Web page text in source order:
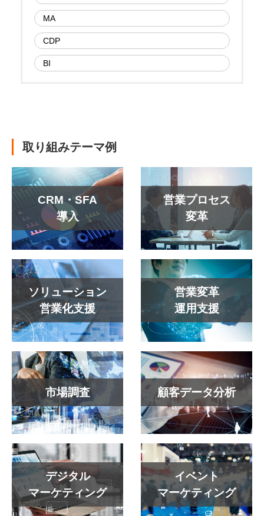
MA
CDP
BI
取り組みテーマ例
CRM・SFA
導入
営業プロセス
変革
ソリューション
営業化支援
営業変革
運用支援
市場調査 顧客データ分析
デジタル
マーケティング
イベント
マーケティング